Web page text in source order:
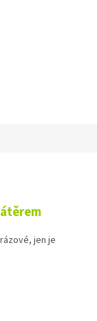
jen je